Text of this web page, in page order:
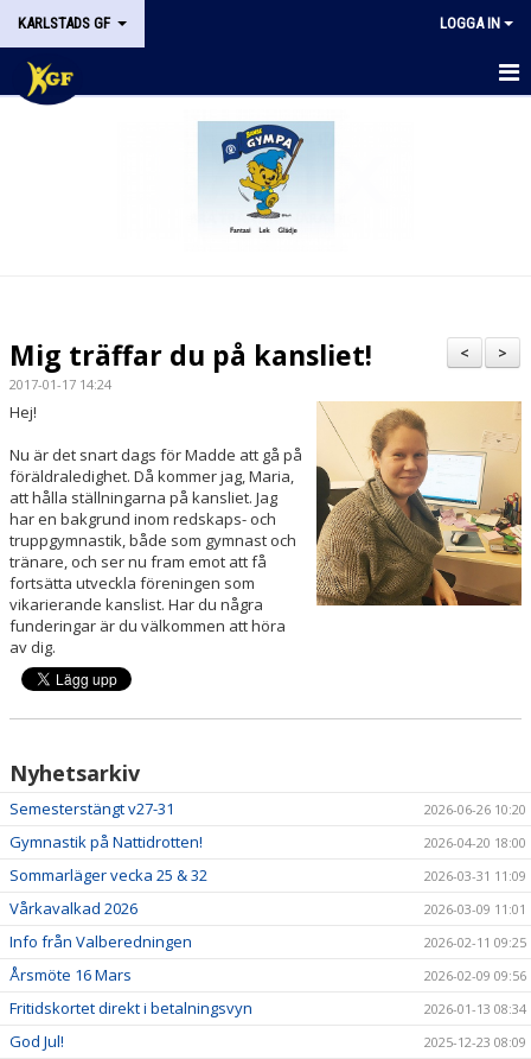
KARLSTADS GF LOGGA IN
NYHETER
STÖDMEDLEM
KONTAKT
PRISER & TERMINSTIDER
BLI LEDARE
FÖRENINGSKOLLEKTION
SPONSORER
FRITIDSKORTET
>
<
Mig träffar du på kansliet!
2017-01-17 14:24
Hej!
Nu är det snart dags för Madde att gå på
föräldraledighet. Då kommer jag, Maria,
att hålla ställningarna på kansliet. Jag
har en bakgrund inom redskaps- och
truppgymnastik, både som gymnast och
tränare, och ser nu fram emot att få
fortsätta utveckla föreningen som
vikarierande kanslist. Har du några
funderingar är du välkommen att höra
av dig.
Nyhetsarkiv
Semesterstängt v27-31 2026-06-26 10:20
Gymnastik på Nattidrotten! 2026-04-20 18:00
Sommarläger vecka 25 & 32 2026-03-31 11:09
Vårkavalkad 2026 2026-03-09 11:01
Info från Valberedningen 2026-02-11 09:25
Årsmöte 16 Mars 2026-02-09 09:56
Fritidskortet direkt i betalningsvyn 2026-01-13 08:34
God Jul! 2025-12-23 08:09